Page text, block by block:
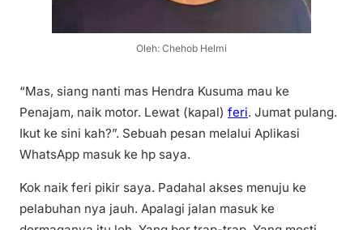
Oleh: Chehob Helmi
“Mas, siang nanti mas Hendra Kusuma mau ke
Penajam, naik motor. Lewat (kapal) feri. Jumat pulang.
Ikut ke sini kah?”. Sebuah pesan melalui Aplikasi
WhatsApp masuk ke hp saya.
Kok naik feri pikir saya. Padahal akses menuju ke
pelabuhan nya jauh. Apalagi jalan masuk ke